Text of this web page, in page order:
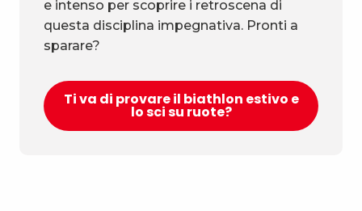
e intenso per scoprire i retroscena di
questa disciplina impegnativa. Pronti a
sparare?
Ti va di provare il biathlon estivo e
lo sci su ruote?